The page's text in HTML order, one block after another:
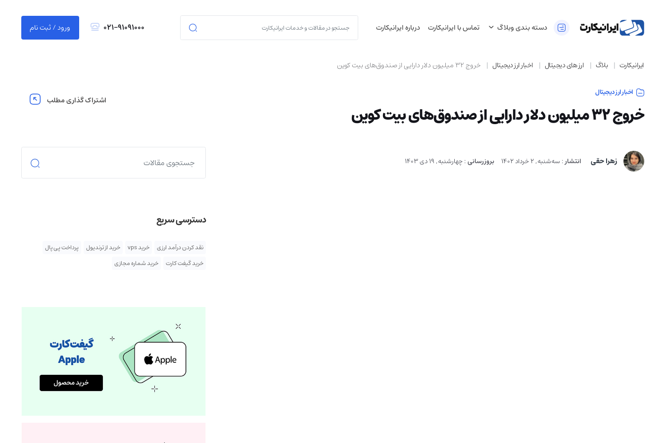
دسته بندی وبلاگ تماس با ایرانیکارت درباره ایرانیکارت 021-91091000 ورود / ثبت نام
ایرانیکارت بلاگ ارز های دیجیتال اخبار ارز دیجیتال خروج 32 میلیون دلار دارایی از صندوق‌های بیت کوین
اخبار ارز دیجیتال
خروج 32 میلیون دلار دارایی از صندوق‌های بیت کوین
زهرا حقی انتشار: سه‌شنبه, 2 خرداد 1402 بروزرسانی:چهارشنبه, 19 دی 1403
اشتراک گذاری مطلب
دسترسی سریع
نقد کردن درآمد ارزی خرید vps خرید از ترندیول
پرداخت پی پال
خرید گیفت کارت
خرید شماره مجازی